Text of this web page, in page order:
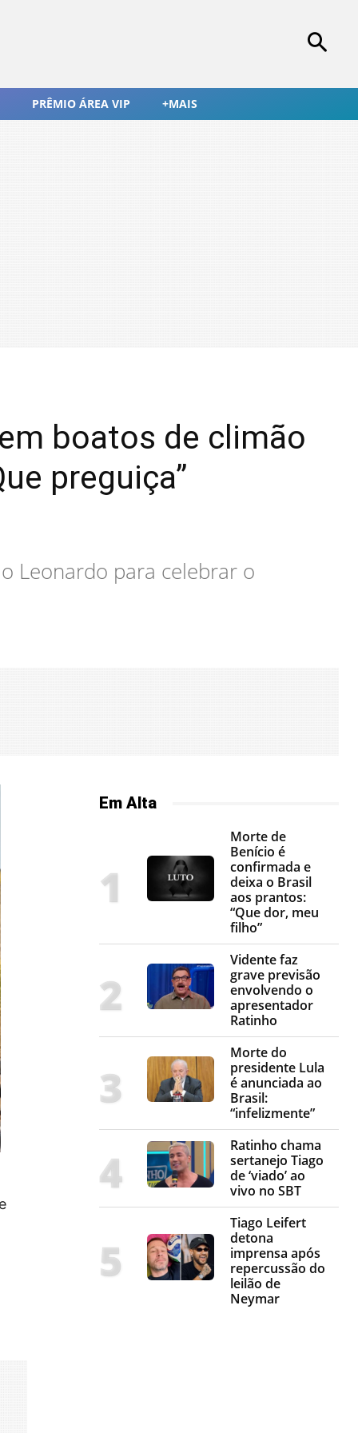
PRÊMIO ÁREA VIP +MAIS
boatos de climão
preguiça”
Leonardo para celebrar o
Em Alta
Morte de
Benício é
confirmada e
deixa o Brasil
aos prantos:
“Que dor, meu
filho”
Vidente faz
grave previsão
envolvendo o
apresentador
Ratinho
Morte do
presidente Lula
é anunciada ao
Brasil:
“infelizmente”
Ratinho chama
sertanejo Tiago
de ‘viado’ ao
vivo no SBT
Tiago Leifert
detona
imprensa após
repercussão do
leilão de
Neymar